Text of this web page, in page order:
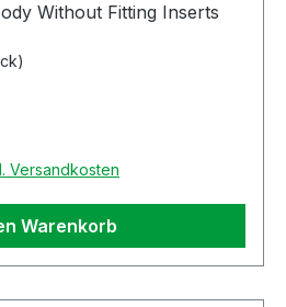
Without Fitting Inserts
Versandkosten
Warenkorb